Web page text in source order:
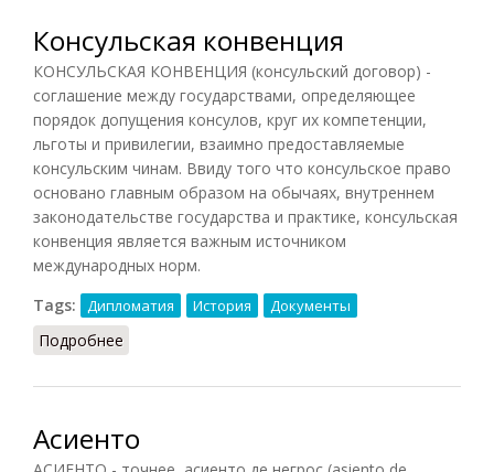
Консульская конвенция
КОНСУЛЬСКАЯ КОНВЕНЦИЯ (консульский договор) -
соглашение между государствами, определяющее
порядок допущения консулов, круг их компетенции,
льготы и привилегии, взаимно предоставляемые
консульским чинам. Ввиду того что консульское право
основано главным образом на обычаях, внутреннем
законодательстве государства и практике, консульская
конвенция является важным источником
международных норм.
Tags:
Дипломатия История Документы
Подробнее
Асиенто